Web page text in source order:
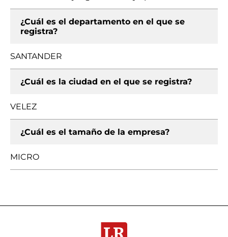
¿Cuál es el departamento en el que se
registra?
SANTANDER
¿Cuál es la ciudad en el que se registra?
VELEZ
¿Cuál es el tamaño de la empresa?
MICRO